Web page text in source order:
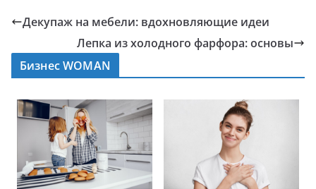
Декупаж на мебели: вдохновляющие идеи
Лепка из холодного фарфора: основы
Бизнес WOMAN